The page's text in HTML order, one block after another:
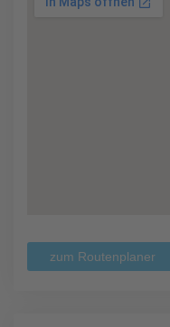
zum Routenplaner